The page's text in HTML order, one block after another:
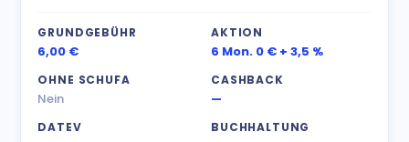
GRUNDGEBÜHR
6,00 €
AKTION
6 Mon. 0 € + 3,5 %
OHNE SCHUFA
Nein
CASHBACK
—
DATEV BUCHHALTUNG